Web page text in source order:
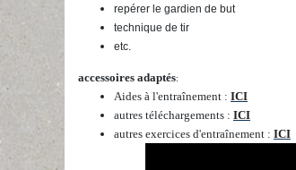
repérer le gardien de but
technique de tir
etc.
accessoires adaptés:
Aides à l'entraînement : ICI
autres téléchargements : ICI
autres exercices d'entraînement : ICI